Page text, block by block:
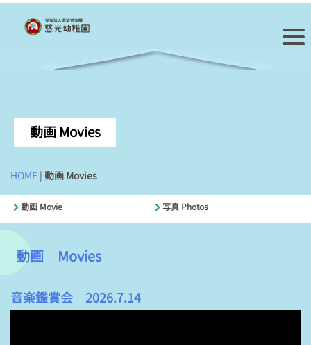
動画 Movies
HOME | 動画 Movies
動画 Movie 写真 Photos
動画 Movies
音楽鑑賞会 2026.7.14